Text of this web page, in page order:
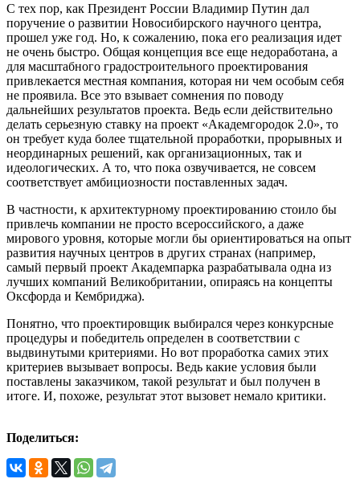
С тех пор, как Президент России Владимир Путин дал
поручение о развитии Новосибирского научного центра,
прошел уже год. Но, к сожалению, пока его реализация идет
не очень быстро. Общая концепция все еще недоработана, а
для масштабного градостроительного проектирования
привлекается местная компания, которая ни чем особым себя
не проявила. Все это взывает сомнения по поводу
дальнейших результатов проекта. Ведь если действительно
делать серьезную ставку на проект «Академгородок 2.0», то
он требует куда более тщательной проработки, прорывных и
неординарных решений, как организационных, так и
идеологических. А то, что пока озвучивается, не совсем
соответствует амбициозности поставленных задач.
В частности, к архитектурному проектированию стоило бы
привлечь компании не просто всероссийского, а даже
мирового уровня, которые могли бы ориентироваться на опыт
развития научных центров в других странах (например,
самый первый проект Академпарка разрабатывала одна из
лучших компаний Великобритании, опираясь на концепты
Оксфорда и Кембриджа).
Понятно, что проектировщик выбирался через конкурсные
процедуры и победитель определен в соответствии с
выдвинутыми критериями. Но вот проработка самих этих
критериев вызывает вопросы. Ведь какие условия были
поставлены заказчиком, такой результат и был получен в
итоге. И, похоже, результат этот вызовет немало критики.
Поделиться: